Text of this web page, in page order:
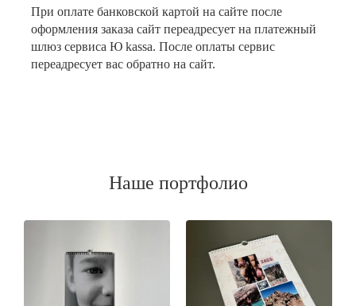
При оплате банковской картой на сайте после
оформления заказа сайт переадресует на платежный
шлюз сервиса Ю kassa. После оплаты сервис
переадресует вас обратно на сайт.
Наше портфолио